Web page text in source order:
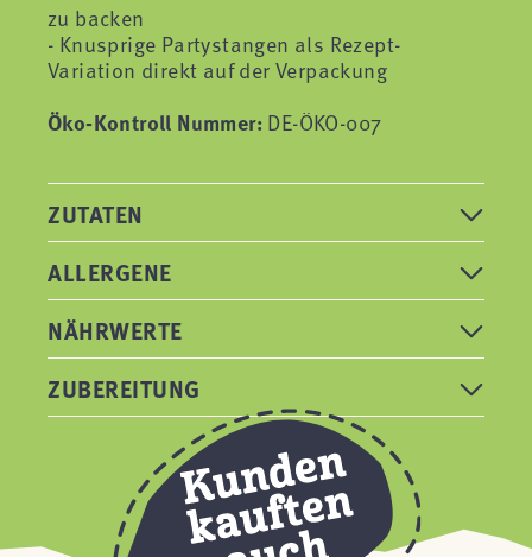
zu backen
- Knusprige Partystangen als Rezept-
Variation direkt auf der Verpackung
Öko-Kontroll Nummer: DE-ÖKO-007
ZUTATEN
ALLERGENE
NÄHRWERTE
ZUBEREITUNG